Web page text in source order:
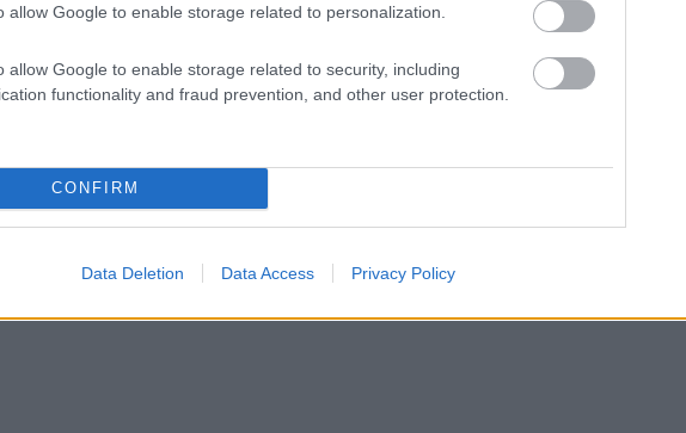
allow Google to enable storage related to personalization.
allow Google to enable storage related to security, including
functionality and fraud prevention, and other user protection.
CONFIRM
Data Deletion Data Access Privacy Policy